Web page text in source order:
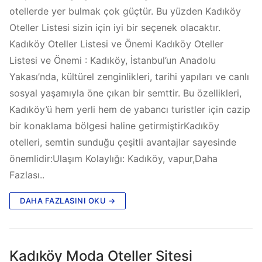
otellerde yer bulmak çok güçtür. Bu yüzden Kadıköy
Oteller Listesi sizin için iyi bir seçenek olacaktır.
Kadıköy Oteller Listesi ve Önemi Kadıköy Oteller
Listesi ve Önemi : Kadıköy, İstanbul’un Anadolu
Yakası’nda, kültürel zenginlikleri, tarihi yapıları ve canlı
sosyal yaşamıyla öne çıkan bir semttir. Bu özellikleri,
Kadıköy’ü hem yerli hem de yabancı turistler için cazip
bir konaklama bölgesi haline getirmiştirKadıköy
otelleri, semtin sunduğu çeşitli avantajlar sayesinde
önemlidir:​Ulaşım Kolaylığı: Kadıköy, vapur,Daha
Fazlası..
DAHA FAZLASINI OKU →
Kadıköy Moda Oteller Sitesi